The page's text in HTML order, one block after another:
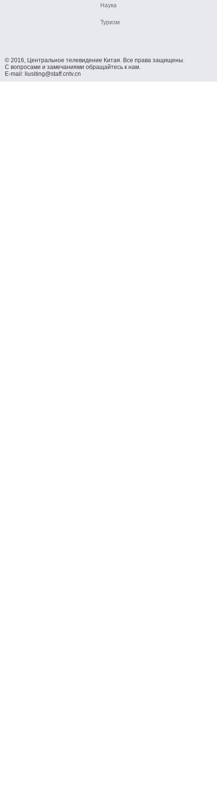
Наука
Туризм
© 2016, Центральное телевидение Китая. Все права защищены.
С вопросами и замечаниями обращайтесь к нам.
E-mail: liusiting@staff.cntv.cn